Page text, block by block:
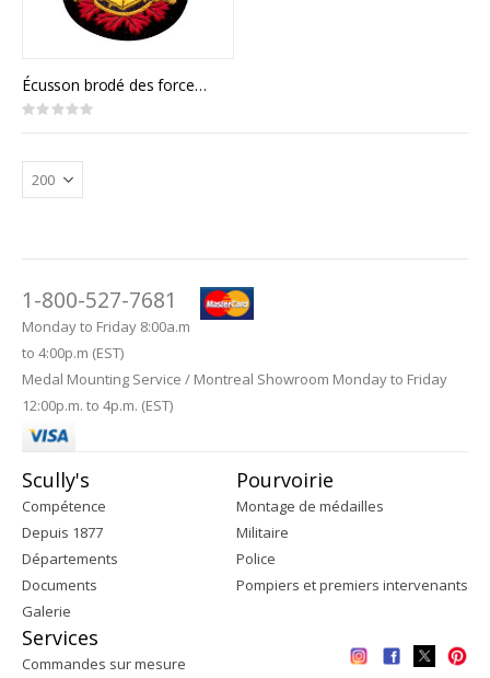
Écusson brodé des forces canadiennes
Rating:
0%
1-800-527-7681
Monday to Friday 8:00a.m
to 4:00p.m (EST)
Medal Mounting Service / Montreal Showroom Monday to Friday
12:00p.m. to 4p.m. (EST)
Scully's
Compétence
Depuis 1877
Départements
Documents
Galerie
Pourvoirie
Montage de médailles
Militaire
Police
Pompiers et premiers intervenants
Services
Commandes sur mesure